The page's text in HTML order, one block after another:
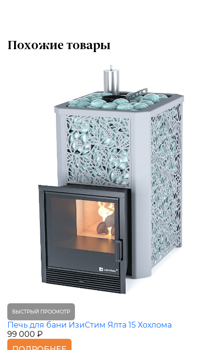
Похожие товары
БЫСТРЫЙ ПРОСМОТР
Печь для бани ИзиСтим Ялта 15 Хохлома
99 000 ₽